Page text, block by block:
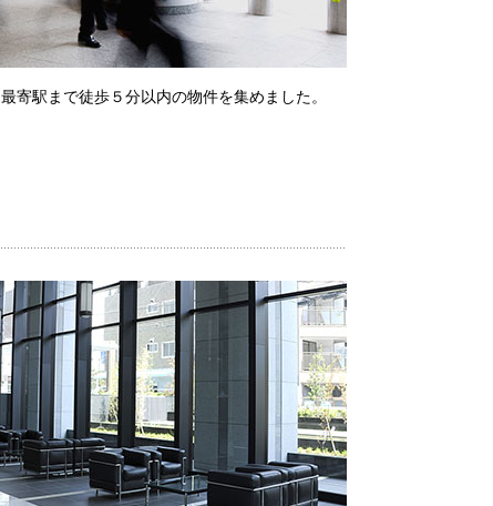
寄駅まで徒歩５分以内の物件を集めました。